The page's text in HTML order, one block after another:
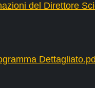
del Direttore